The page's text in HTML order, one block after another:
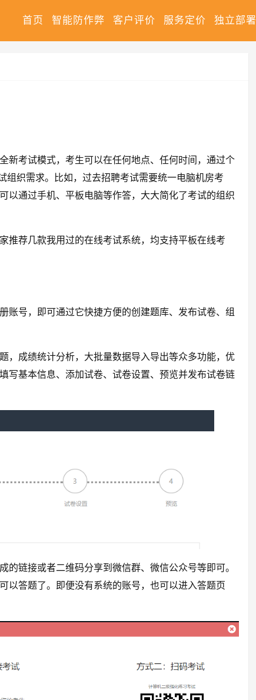
首页 智能防作弊 客户评价 服务定价 独立部署
新考试模式，考生可以在任何地点、任何时间，通过个
织需求。比如，过去招聘考试需要统一电脑机房考
以通过手机、平板电脑等作答，大大简化了考试的组织
推荐几款我用过的在线考试系统，均支持平板在线考
账号，即可通过它快捷方便的创建题库、发布试卷、组
，成绩统计分析，大批量数据导入导出等众多功能，优
写基本信息、添加试卷、试卷设置、预览并发布试卷链
链接或者二维码分享到微信群、微信公众号等即可。
以答题了。即便没有系统的账号，也可以进入答题页